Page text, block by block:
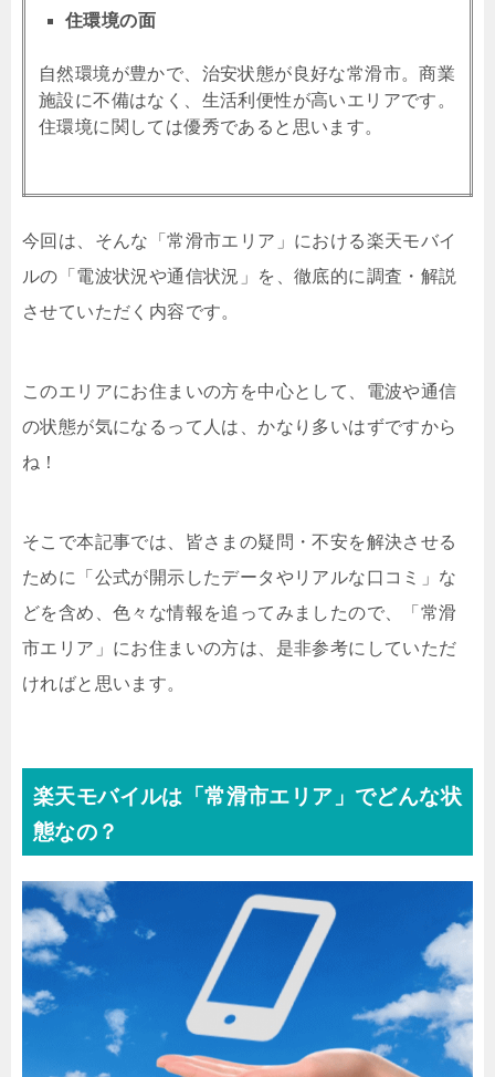
住環境の面
自然環境が豊かで、治安状態が良好な常滑市。商業
施設に不備はなく、生活利便性が高いエリアです。
住環境に関しては優秀であると思います。
今回は、そんな「常滑市エリア」における楽天モバイ
ルの「電波状況や通信状況」を、徹底的に調査・解説
させていただく内容です。
このエリアにお住まいの方を中心として、電波や通信
の状態が気になるって人は、かなり多いはずですから
ね！
そこで本記事では、皆さまの疑問・不安を解決させる
ために「公式が開示したデータやリアルな口コミ」な
どを含め、色々な情報を追ってみましたので、「常滑
市エリア」にお住まいの方は、是非参考にしていただ
ければと思います。
楽天モバイルは「常滑市エリア」でどんな状
態なの？